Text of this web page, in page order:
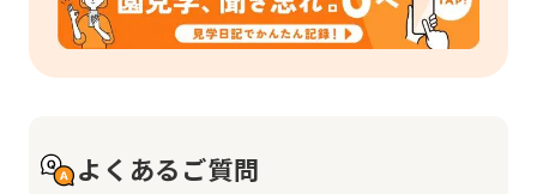
よくあるご質問